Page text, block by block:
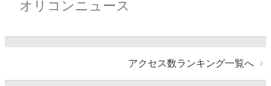
オリコンニュース
アクセス数ランキング一覧へ